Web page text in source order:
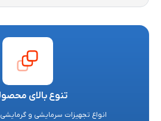
تنوع بالای
انواع تجهیزات سرمایشی و گرمایشی